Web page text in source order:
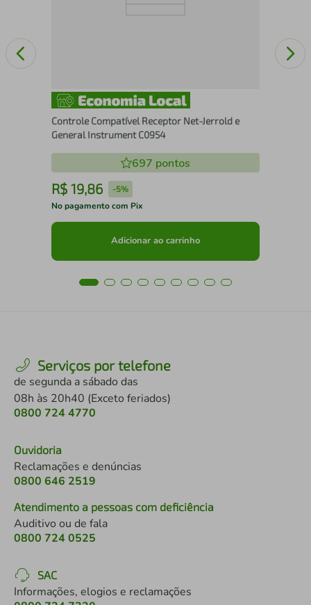
Controle Compatível Receptor Net-Jerrold e
General Instrument C0954
697 pontos
R$ 19,86 -5%
No pagamento com Pix
Adicionar ao carrinho
Serviços por telefone
de segunda a sábado das
08h às 20h40 (Exceto feriados)
0800 724 4770
Ouvidoria
Reclamações e denúncias
0800 646 2519
Atendimento a pessoas com deficiência
Auditivo ou de fala
0800 724 0525
SAC
Informações, elogios e reclamações